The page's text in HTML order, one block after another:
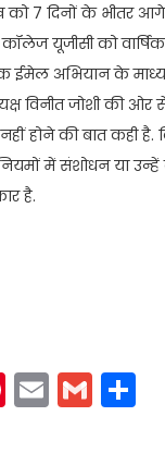
को 7 दिनों के भीतर
यूजीसी को
अभियान के
विनीत जोशी की
होने की बात कही
में संशोधन या
है.
Pinterest
Email